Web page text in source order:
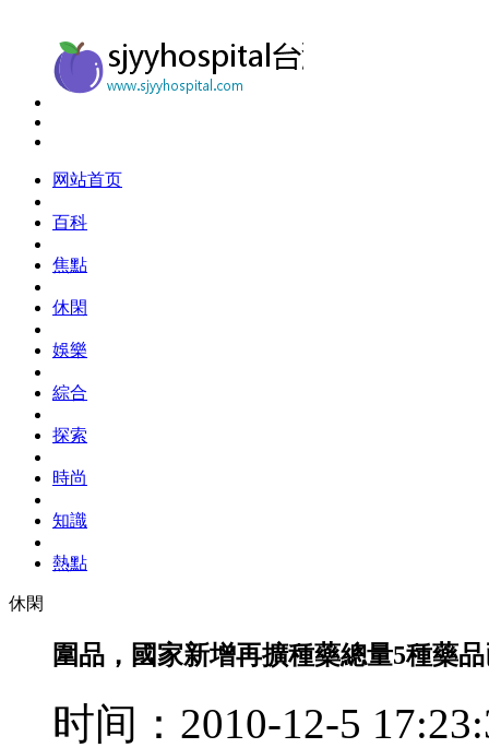
网站首页
百科
焦點
休閑
娛樂
綜合
探索
時尚
知識
熱點
休閑
圍品，國家新增再擴種藥總量5種藥
时间：2010-12-5